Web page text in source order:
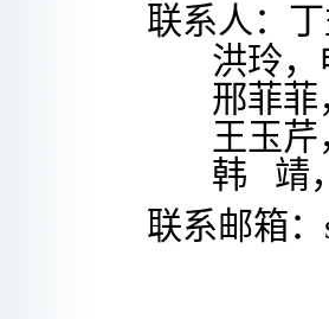
联系人：
洪玲，
邢菲菲
王玉芹
韩
靖
联系邮箱：